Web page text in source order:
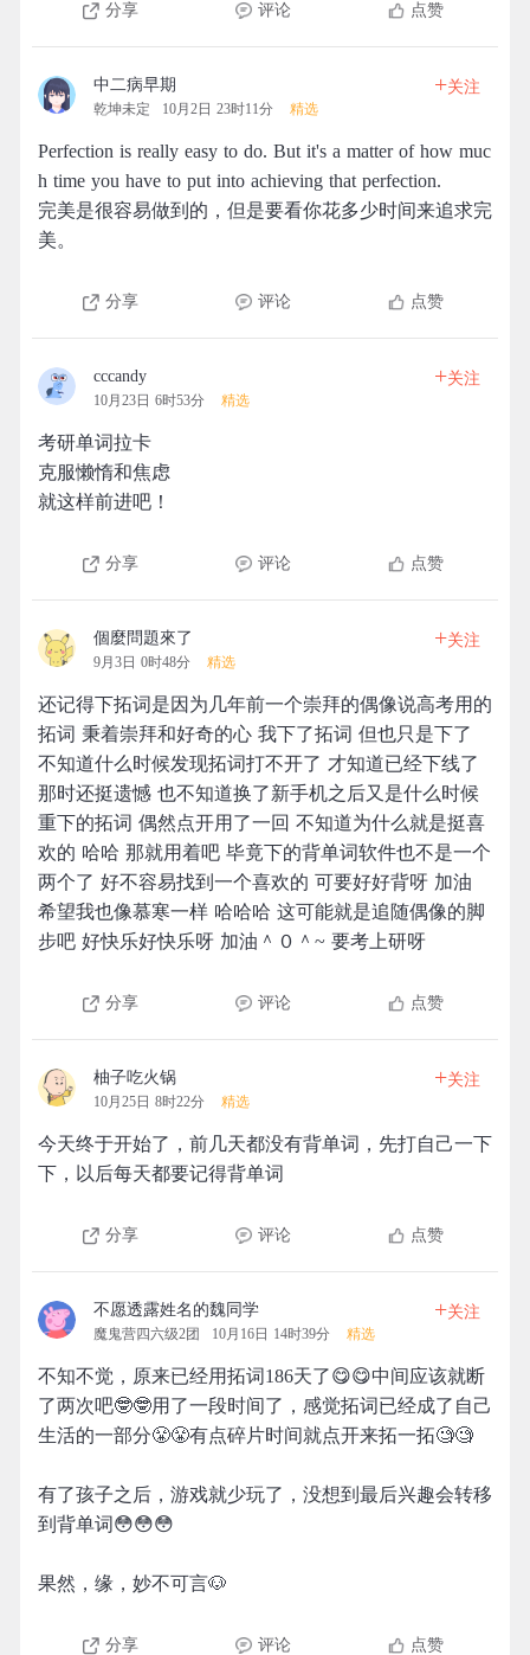
分享 评论 点赞
中二病早期
乾坤未定 10月2日 23时11分 精选
+关注
Perfection is really easy to do. But it's a matter of how muc
h time you have to put into achieving that perfection.
完美是很容易做到的，但是要看你花多少时间来追求完
美。
分享 评论 点赞
cccandy
10月23日 6时53分 精选
+关注
考研单词拉卡
克服懒惰和焦虑
就这样前进吧！
分享 评论 点赞
個麼問題來了
9月3日 0时48分 精选
+关注
还记得下拓词是因为几年前一个崇拜的偶像说高考用的
拓词 秉着崇拜和好奇的心 我下了拓词 但也只是下了
不知道什么时候发现拓词打不开了 才知道已经下线了
那时还挺遗憾 也不知道换了新手机之后又是什么时候
重下的拓词 偶然点开用了一回 不知道为什么就是挺喜
欢的 哈哈 那就用着吧 毕竟下的背单词软件也不是一个
两个了 好不容易找到一个喜欢的 可要好好背呀 加油
希望我也像慕寒一样 哈哈哈 这可能就是追随偶像的脚
步吧 好快乐好快乐呀 加油＾０＾~ 要考上研呀
分享 评论 点赞
柚子吃火锅
10月25日 8时22分 精选
+关注
今天终于开始了，前几天都没有背单词，先打自己一下
下，以后每天都要记得背单词
分享 评论 点赞
不愿透露姓名的魏同学
魔鬼营四六级2团 10月16日 14时39分 精选
+关注
不知不觉，原来已经用拓词186天了😋😋中间应该就断
了两次吧🤓🤓用了一段时间了，感觉拓词已经成了自己
生活的一部分😤😤有点碎片时间就点开来拓一拓🧐🧐
有了孩子之后，游戏就少玩了，没想到最后兴趣会转移
到背单词😳😳😳
果然，缘，妙不可言🐶
分享 评论 点赞